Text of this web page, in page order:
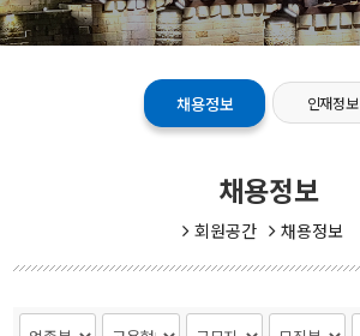
채용정보 인재정보
채용정보
회원공간 채용정보